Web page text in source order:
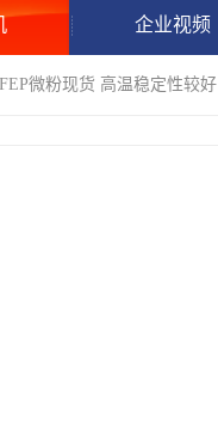
企业视频
微粉现货 高温稳定性较好